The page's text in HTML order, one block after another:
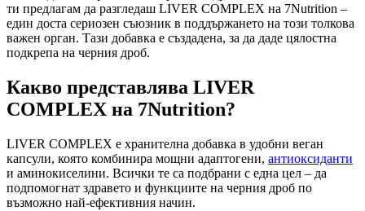
ти предлагам да разгледаш LIVER COMPLEX на 7Nutrition –
един доста сериозен съюзник в поддържането на този толкова
важен орган. Тази добавка е създадена, за да даде цялостна
подкрепа на черния дроб.
Какво представлява LIVER
COMPLEX на 7Nutrition?
LIVER COMPLEX е хранителна добавка в удобни веган
капсули, която комбинира мощни адаптогени, антиоксиданти
и аминокиселини. Всички те са подбрани с една цел – да
подпомогнат здравето и функциите на черния дроб по
възможно най-ефективния начин.